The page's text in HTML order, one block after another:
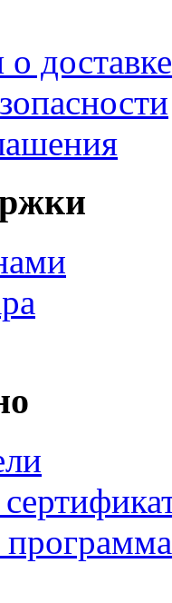
доставке
программа